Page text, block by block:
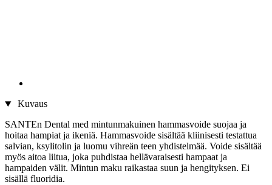
Kuvaus
SANTEn Dental med mintunmakuinen hammasvoide suojaa ja
hoitaa hampiat ja ikeniä. Hammasvoide sisältää kliinisesti testattua
salvian, ksylitolin ja luomu vihreän teen yhdistelmää. Voide sisältää
myös aitoa liitua, joka puhdistaa hellävaraisesti hampaat ja
hampaiden välit. Mintun maku raikastaa suun ja hengityksen. Ei
sisällä fluoridia.